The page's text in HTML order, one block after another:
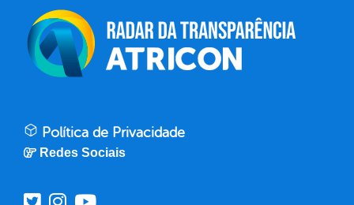
Política de Privacidade
Redes Sociais